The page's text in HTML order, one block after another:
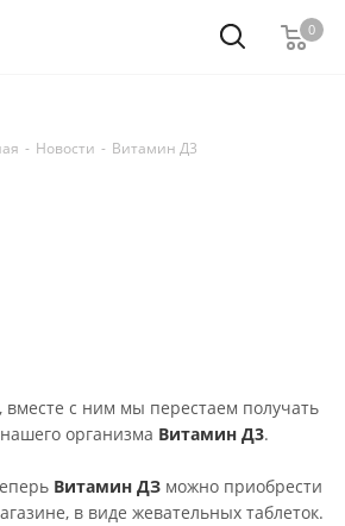
0
- Новости - Витамин Д3
вместе с ним мы перестаем получать
организма Витамин Д3.
Витамин ДЗ можно приобрести
в виде жевательных таблеток.